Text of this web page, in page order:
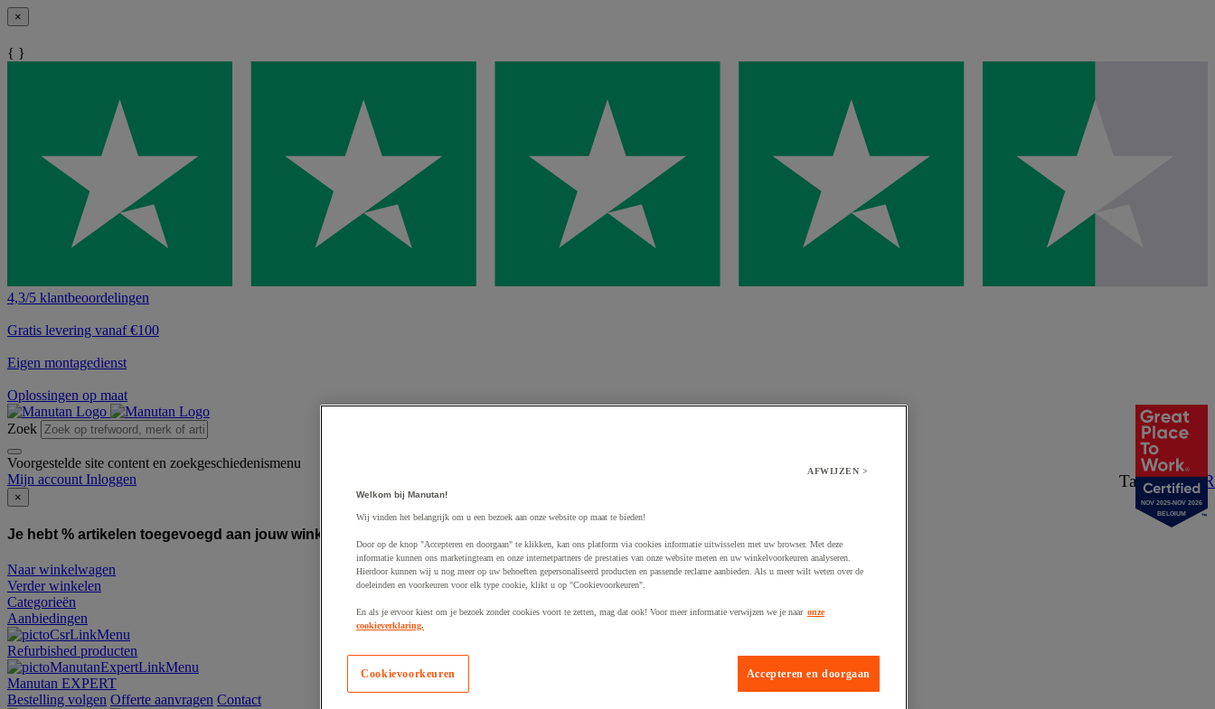
×
{ }
4,3/5 klantbeoordelingen
Gratis levering vanaf €100
Eigen montagedienst
Oplossingen op maat
Zoek
Voorgestelde site content en zoekgeschiedenismenu
Taal:NL/FR
Mijn account Inloggen
×
Je hebt % artikelen toegevoegd aan jouw winkelwagen:
Naar winkelwagen
Verder winkelen
Categorieën
Aanbiedingen
Refurbished producten
Manutan EXPERT
Bestelling volgen Offerte aanvragen Contact
NOV 2025-NOV 2026
BELGIUM
AFWIJZEN >
Welkom bij Manutan!
Wij vinden het belangrijk om u een bezoek aan onze website op maat te bieden!
Door op de knop "Accepteren en doorgaan" te klikken, kan ons platform via cookies informatie uitwisselen met uw browser. Met deze
informatie kunnen ons marketingteam en onze internetpartners de prestaties van onze website meten en uw winkelvoorkeuren analyseren.
Hierdoor kunnen wij u nog meer op uw behoeften gepersonaliseerd producten en passende reclame aanbieden. Als u meer wilt weten over de
doeleinden en voorkeuren voor elk type cookie, klikt u op "Cookievoorkeuren".
En als je ervoor kiest om je bezoek zonder cookies voort te zetten, mag dat ook! Voor meer informatie verwijzen we je naar onze
cookieverklaring.
Accepteren en doorgaan
Cookievoorkeuren